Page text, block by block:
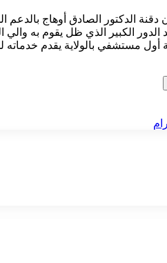
دقنة الدكتور الصادق أوهاج
الكبير الذي ظل يقوم به
مستشفي بالولاية يقدم خدماته